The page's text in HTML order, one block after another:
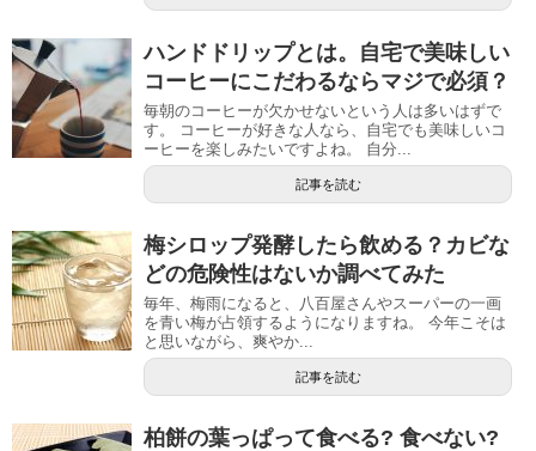
ハンドドリップとは。自宅で美味しい
コーヒーにこだわるならマジで必須？
毎朝のコーヒーが欠かせないという人は多いはずで
す。 コーヒーが好きな人なら、自宅でも美味しいコ
ーヒーを楽しみたいですよね。 自分...
記事を読む
梅シロップ発酵したら飲める？カビな
どの危険性はないか調べてみた
毎年、梅雨になると、八百屋さんやスーパーの一画
を青い梅が占領するようになりますね。 今年こそは
と思いながら、爽やか...
記事を読む
柏餅の葉っぱって食べる? 食べない?